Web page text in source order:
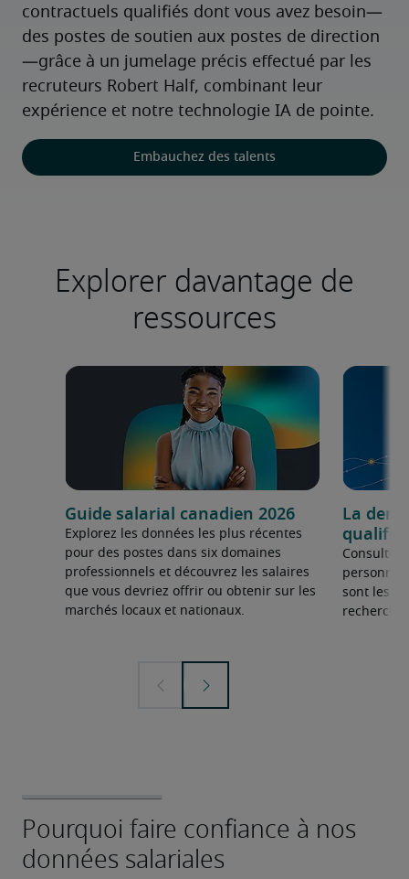
contractuels qualifiés dont vous avez besoin—
des postes de soutien aux postes de direction
—grâce à un jumelage précis effectué par les
recruteurs Robert Half, combinant leur
expérience et notre technologie IA de pointe.
Embauchez des talents
Explorer davantage de
ressources
Guide salarial canadien 2026
Explorez les données les plus récentes
pour des postes dans six domaines
professionnels et découvrez les salaires
que vous devriez offrir ou obtenir sur les
marchés locaux et nationaux.
La
qualifié
Consultez
personnel
sont les